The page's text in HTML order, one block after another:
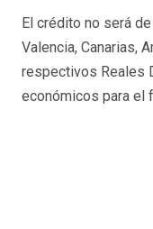
El crédito no será
Valencia, Canarias,
respectivos Reales
económicos para el